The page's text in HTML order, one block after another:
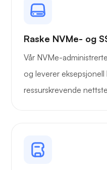
Raske NVMe- og
Vår NVMe-
og leverer
ressurskrevende